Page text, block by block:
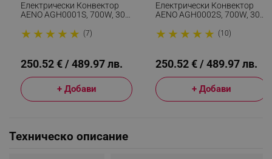
Електрически Конвектор
AENO AGH0001S, 700W, 30
Ултратънък, Wi-Fi, Бял
★ ★ ★ ★ ★ (7)
250.52 € / 489.97 лв.
+ Добави
Електрически Конвектор
AENO AGH0002S, 700W, 30
Ултратънък, Wi-Fi, Черен
★ ★ ★ ★ ★ (10)
250.52 € / 489.97 лв.
+ Добави
Техническо описание